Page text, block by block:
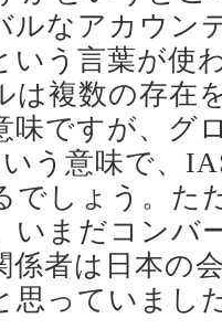
ルなアカウン
いう言葉が使
は複数の存在
味ですが、グ
う意味で、
でしょう。た
いまだコンバ
係者は日本の
思っていまし